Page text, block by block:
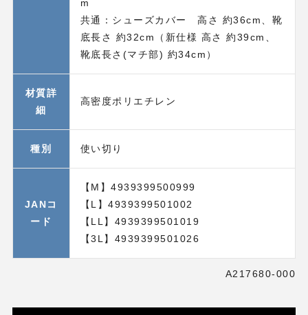
m
共通：シューズカバー 高さ 約36cm、靴
底長さ 約32cm（新仕様 高さ 約39cm、
靴底長さ(マチ部) 約34cm）
材質詳
細
高密度ポリエチレン
種別 使い切り
JANコ
ード
【M】4939399500999
【L】4939399501002
【LL】4939399501019
【3L】4939399501026
A217680-000